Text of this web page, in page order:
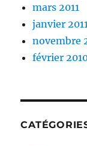
mars 2011
janvier 2011
novembre
février